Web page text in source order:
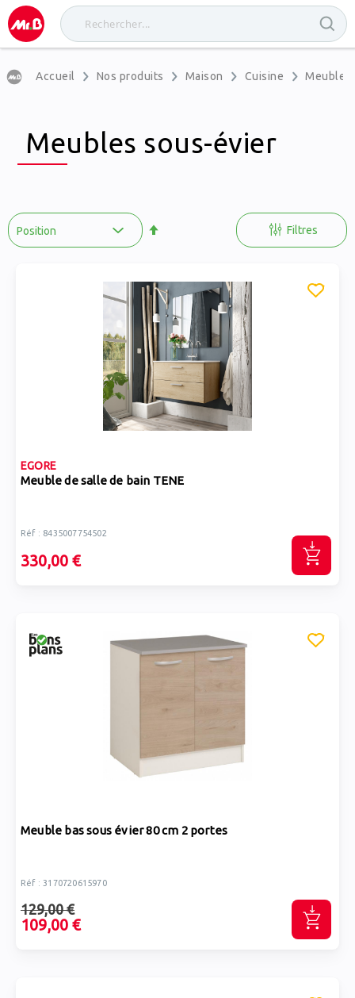
Accueil Nos produits Maison Cuisine Meubles
Meubles sous-évier
Filtres
EGORE
Meuble de salle de bain TENE
Réf : 8435007754502
330,00 €
Meuble bas sous évier 80 cm 2 portes
Réf : 3170720615970
109,00 €
129,00 €